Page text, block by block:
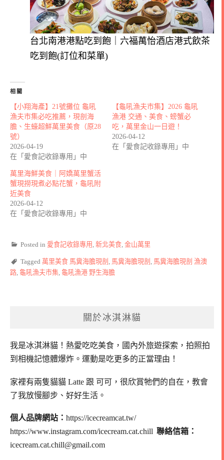
台北南港港點吃到飽｜六福萬怡酒店港式飲茶
吃到飽(訂位和菜單)
相關
【小翔海產】21號攤位 龜吼
漁夫市集必吃推薦，現剖海
膽、生蠔超鮮萬里美食（原28
號）
2026-04-19
在「愛食記收錄專用」中
【龜吼漁夫市集】2026 龜吼
漁港 交通、美食、螃蟹必
吃，萬里金山一日遊！
2026-04-12
在「愛食記收錄專用」中
萬里海鮮美食｜阿嬌萬里蟹活
蟹現撈現煮必點花蟹，龜吼附
近美食
2026-04-12
在「愛食記收錄專用」中
Posted in 愛食記收錄專用 新北美食 金山萬里
Tagged 萬里美食 馬糞海膽現剖 馬糞海膽現剖
馬糞海膽現剖 漁澳
路 龜吼漁夫市集 龜吼漁港 野生海膽
關於冰淇淋貓
我是冰淇淋貓！ 熱愛吃吃美食，國內外旅遊探索，拍照拍
到相機記憶體爆炸。 運動是吃更多的正當理由！
家裡有兩隻貓貓 Latte 跟 可可， 很欣賞牠們的自在，教會
了我放慢腳步、好好生活。
個人品牌網站： https://icecreamcat.tw/
https://www.instagram.com/icecream.cat.chill 聯絡信箱：
icecream.cat.chill@gmail.com